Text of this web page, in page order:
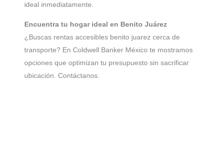
ideal inmediatamente.
Encuentra tu hogar ideal en Benito Juárez
¿Buscas rentas accesibles benito juarez cerca de
transporte? En Coldwell Banker México te mostramos
opciones que optimizan tu presupuesto sin sacrificar
ubicación. Contáctanos.